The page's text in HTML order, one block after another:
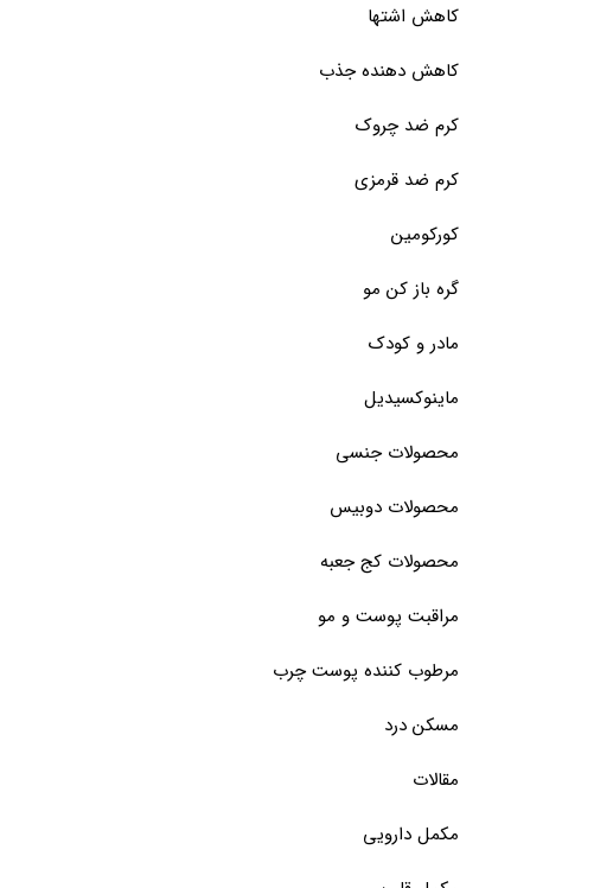
کاهش اشتها
کاهش دهنده جذب
کرم ضد چروک
کرم ضد قرمزی
کورکومین
گره باز کن مو
مادر و کودک
ماینوکسیدیل
محصولات جنسی
محصولات دوبیس
محصولات کج جعبه
مراقبت پوست و مو
مرطوب کننده پوست چرب
مسکن درد
مقالات
مکمل دارویی